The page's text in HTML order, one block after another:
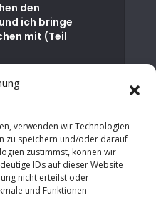
verwenden wir Technologien
zu speichern und/oder darauf
zustimmst, können wir
IDs auf dieser Website
nicht erteilst oder
und Funktionen
den
ich bringe
mit (Teil
EU –